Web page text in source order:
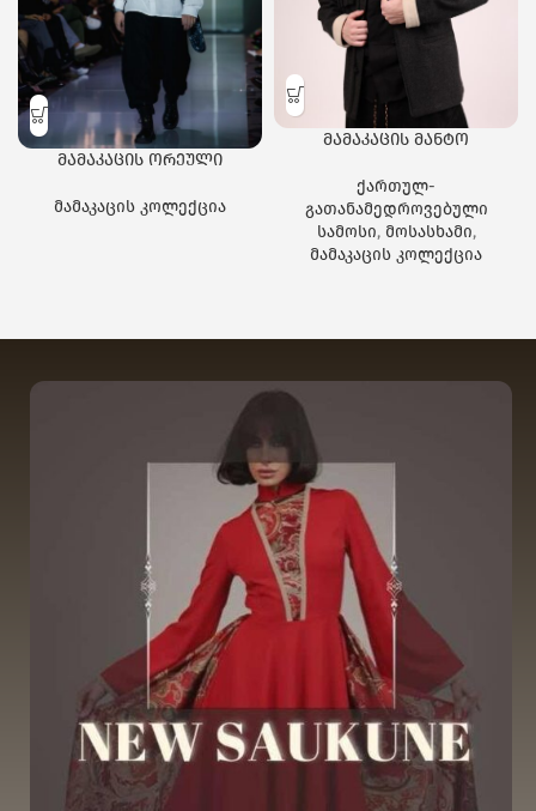
მამაკაცის ორეული
მამაკაცის კოლექცია
მამაკაცის მანტო
ქართულ-
გათანამედროვებული
სამოსი, მოსასხამი,
მამაკაცის კოლექცია